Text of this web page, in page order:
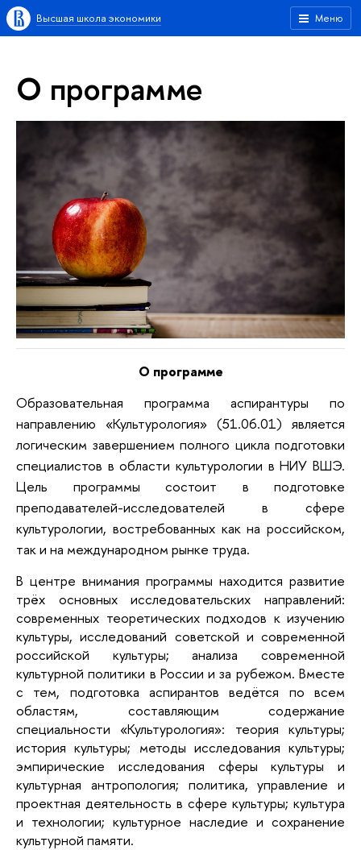
Меню
Высшая школа экономики
О программе
О программе
Образовательная программа аспирантуры по
направлению «Культурология» (51.06.01) является
логическим завершением полного цикла подготовки
специалистов в области культурологии в НИУ ВШЭ.
Цель программы состоит в подготовке
преподавателей-исследователей в сфере
культурологии, востребованных как на российском,
так и на международном рынке труда.
В центре внимания программы находится развитие
трёх основных исследовательских направлений:
современных теоретических подходов к изучению
культуры, исследований советской и современной
российской культуры; анализа современной
культурной политики в России и за рубежом. Вместе
с тем, подготовка аспирантов ведётся по всем
областям, составляющим содержание
специальности «Культурология»: теория культуры;
история культуры; методы исследования культуры;
эмпирические исследования сферы культуры и
культурная антропология; политика, управление и
проектная деятельность в сфере культуры; культура
и технологии; культурное наследие и сохранение
культурной памяти.